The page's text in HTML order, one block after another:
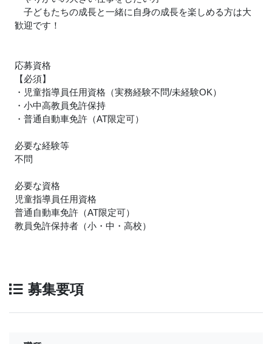
子どもたちの成長と一緒に自身の成長を楽しめる方は大
歓迎です！
応募資格
【必須】
・児童指導員任用資格（実務経験不問/未経験OK）
・小中高教員免許保持
・普通自動車免許（AT限定可）
必要な経験等
不問
必要な資格
児童指導員任用資格
普通自動車免許（AT限定可）
教員免許保持者（小・中・高校）
募集要項